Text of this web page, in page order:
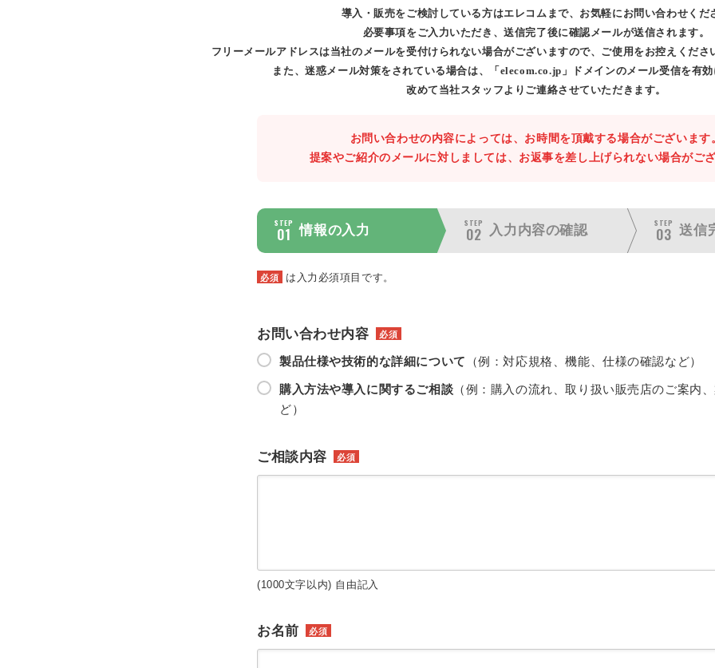
導入・販売をご検討している方はエレコムまで、お気軽にお問い合わせくだ
必要事項をご入力いただき、送信完了後に確認メールが送信されます。
フリーメールアドレスは当社のメールを受付けられない場合がございますので、ご使用をお控えくださ
また、迷惑メール対策をされている場合は、「elecom.co.jp」ドメインのメール受信を有効
改めて当社スタッフよりご連絡させていただきます。
お問い合わせの内容によっては、お時間を頂戴する場合がございます
提案やご紹介のメールに対しましては、お返事を差し上げられない場合がござ
STEP
01 情報の入力
STEP
02 入力内容の確認
STEP
03 送信
必須 は入力必須項目です。
お問い合わせ内容 必須
製品仕様や技術的な詳細について （例：対応規格、機能、仕様の確認など）
購入方法や導入に関するご相談 （例：購入の流れ、取り扱い販売店のご案内
ど）
ご相談内容 必須
(1000文字以内) 自由記入
お名前 必須